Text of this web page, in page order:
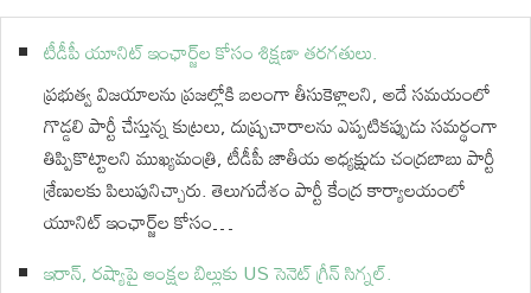
టీడీపీ యూనిట్ ఇంఛార్జ్‌ల కోసం శిక్షణా తరగతులు.
ప్రభుత్వ విజయాలను ప్రజల్లోకి బలంగా తీసుకెళ్లాలని, అదే సమయంలో
గొడ్డలి పార్టీ చేస్తున్న కుట్రలు, దుష్ప్రచారాలను ఎప్పటికప్పుడు సమర్థంగా
తిప్పికొట్టాలని ముఖ్యమంత్రి, టీడీపీ జాతీయ అధ్యక్షుడు చంద్రబాబు పార్టీ
శ్రేణులకు పిలుపునిచ్చారు. తెలుగుదేశం పార్టీ కేంద్ర కార్యాలయంలో
యూనిట్ ఇంఛార్జ్‌ల కోసం…
ఇరాన్, రష్యాపై ఆంక్షల బిల్లుకు US సెనెట్ గ్రీన్ సిగ్నల్.